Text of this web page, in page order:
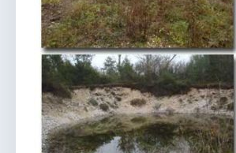
Découvrir la commune
DIMANCHE 9 AOÛT 2026